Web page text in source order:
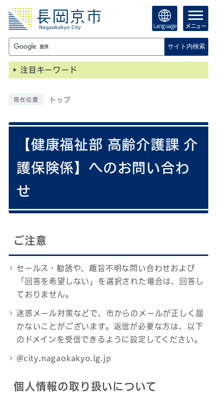
Language メニュー
サイト内検索
注目キーワード
現在位置 トップ
【健康福祉部 高齢介護課 介
護保険係】へのお問い合わ
せ
ご注意
セールス・勧誘や、趣旨不明な問い合わせおよび
「回答を希望しない」を選択された場合は、回答し
ておりません。
迷惑メール対策などで、市からのメールが正しく届
かないことがございます。返信が必要な方は、以下
のドメインを受信できるように設定してください。
@city.nagaokakyo.lg.jp
個人情報の取り扱いについて